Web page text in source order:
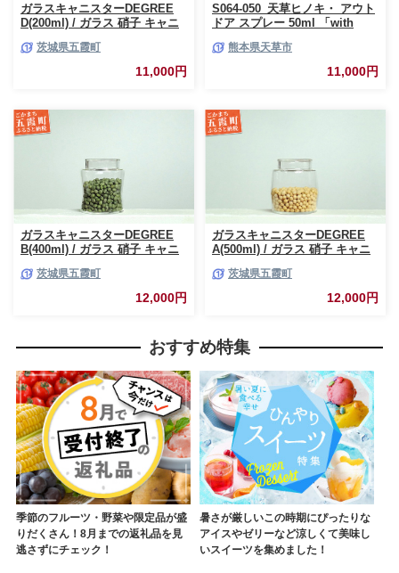
ガラスキャニスターDEGREE
D(200ml) / ガラス 硝子 キャニ
耐熱 一生もの 職人 こだわり
JIDA デザインミュージアムセ
レクション 茨城県 五霞町
茨城県五霞町
11,000円
S064-050_天草ヒノキ・ アウト
ドア スプレー 50ml 「with
熊本県天草市
11,000円
ガラスキャニスターDEGREE
B(400ml) / ガラス 硝子 キャニ
耐熱 一生もの 職人 こだわり
JIDA デザインミュージアムセ
レクション 茨城県 五霞町
茨城県五霞町
12,000円
ガラスキャニスターDEGREE
A(500ml) / ガラス 硝子 キャニ
耐熱 一生もの 職人 こだわり
JIDA デザインミュージアムセ
レクション 茨城県 五霞町
茨城県五霞町
12,000円
おすすめ特集
季節のフルーツ・野菜や限定品が盛
りだくさん！8月までの返礼品を見
逃さずにチェック！
暑さが厳しいこの時期にぴったりな
アイスやゼリーなど涼しくて美味し
いスイーツを集めました！